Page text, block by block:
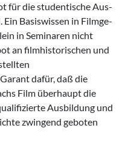
für die studentische Aus-
Basiswissen in Filmge­
in Seminaren nicht
an filmhistorischen und
dafür, daß die
Film überhaupt die
Aus­bildung und
zwingend geboten